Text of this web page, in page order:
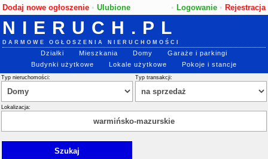
Dodaj nowe ogłoszenie •Ulubione • Logowanie• Rejestracja
NIERUCH.PL
DARMOWE OGŁOSZENIA NIERUCHOMOŚCI
Działki Mieszkania Domy
Garaże i parkingi
Budynki użytkowe
Lokale użytkowe Pokoje i stancje
Typ nieruchomości: Typ transakcji:
Lokalizacja: